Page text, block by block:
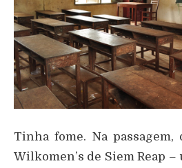
Tinha fome. Na passagem,
Wilkomen’s de Siem Reap